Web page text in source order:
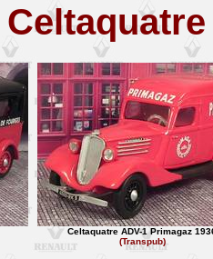
Celtaquatre ADV-1 Primagaz
(Transpub)